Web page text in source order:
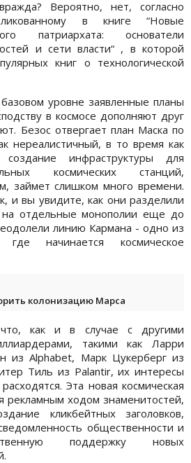
Вероятно, нет, согласно
в книге “Новые
патриархата: основатели
и сети власти“ , в которой
книг о технологической
уровне заявленные планы
в космосе дополняют друг
Безос отвергает план Маска по
нереалистичный, в то время как
инфраструктуры для
космических станций,
займет слишком много времени.
и вы увидите, как они разделили
на отдельные монополии еще до
линию Кармана - одно из
начинается космическое
колонизацию Марса
что, как и в случае с другими
такими как Ларри
из Alphabet, Марк Цукерберг из
Тиль из Palantir, их интересы
Эта новая космическая
рекламным ходом знаменитостей,
кликбейтных заголовков,
общественности и
поддержку новых